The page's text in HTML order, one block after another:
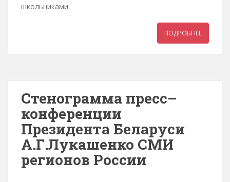
школьниками.
ПОДРОБНЕЕ
Стенограмма пресс–
конференции
Президента Беларуси
А.Г.Лукашенко СМИ
регионов России